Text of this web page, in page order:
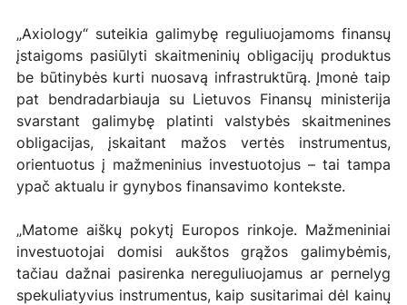
„Axiology“ suteikia galimybę reguliuojamoms finansų
įstaigoms pasiūlyti skaitmeninių obligacijų produktus
be būtinybės kurti nuosavą infrastruktūrą. Įmonė taip
pat bendradarbiauja su Lietuvos Finansų ministerija
svarstant galimybę platinti valstybės skaitmenines
obligacijas, įskaitant mažos vertės instrumentus,
orientuotus į mažmeninius investuotojus – tai tampa
ypač aktualu ir gynybos finansavimo kontekste.
„Matome aiškų pokytį Europos rinkoje. Mažmeniniai
investuotojai domisi aukštos grąžos galimybėmis,
tačiau dažnai pasirenka nereguliuojamus ar pernelyg
spekuliatyvius instrumentus, kaip susitarimai dėl kainų